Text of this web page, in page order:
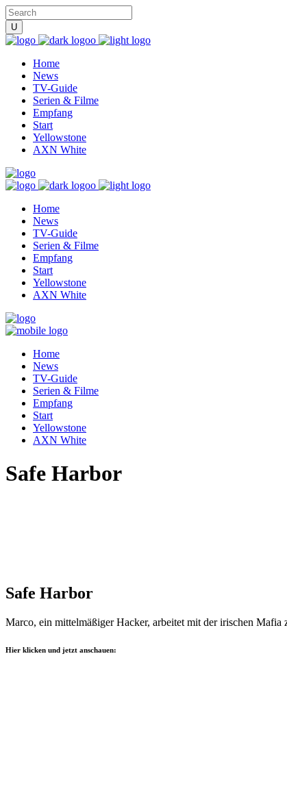
Home
News
TV-Guide
Serien & Filme
Empfang
Start
Yellowstone
AXN White
Home
News
TV-Guide
Serien & Filme
Empfang
Start
Yellowstone
AXN White
Home
News
TV-Guide
Serien & Filme
Empfang
Start
Yellowstone
AXN White
Safe Harbor
Safe Harbor
Marco, ein mittelmäßiger Hacker, arbeitet mit der irischen
Hier klicken und jetzt anschauen: